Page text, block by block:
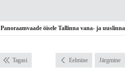
Panoraamvaade öisele Tallinna vana- ja
Tagasi Eelmine Järgmine